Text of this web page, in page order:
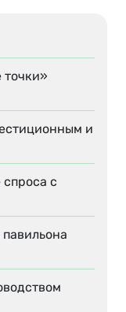
точки»
и
с
павильона